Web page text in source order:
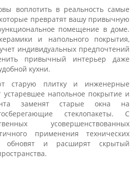
воплотить в реальность самые
превратят вашу привычную
помещение в доме.
и напольного покрытия,
индивидуальных предпочтений
привычный интерьер даже
кухни.
старую плитку и инженерные
устаревшее напольное покрытие и
заменят старые окна на
стеклопакеты. С
усовершенствованных
применения технических
обновят и расширят скрытый